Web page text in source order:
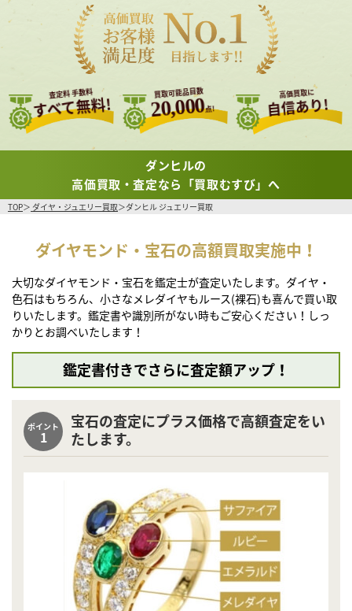
査定料 手数料
すべて無料!
買取可能品目数
20,000点!
高価買取に
自信あり!
ダンヒルの
高価買取・査定なら「買取むすび」へ
TOP ダイヤ・ジュエリー買取 ダンヒル ジュエリー買取
ダイヤモンド・宝石の高額買取実施中！
大切なダイヤモンド・宝石を鑑定士が査定いたします。ダイヤ・
色石はもちろん、小さなメレダイヤもルース(裸石)も喜んで買い取
りいたします。鑑定書や識別所がない時もご安心ください！しっ
かりとお調べいたします！
鑑定書付きでさらに査定額アップ！
ポイント
1
宝石の査定にプラス価格で高額査定をい
たします。